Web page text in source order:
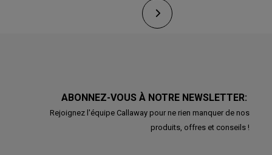
ABONNEZ-VOUS À NOTRE NEWSLETTER:
Rejoignez l'équipe Callaway pour ne rien manquer de nos
produits, offres et conseils !